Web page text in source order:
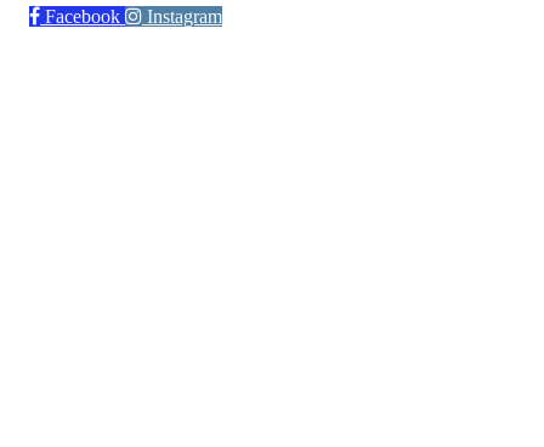
Facebook Instagram